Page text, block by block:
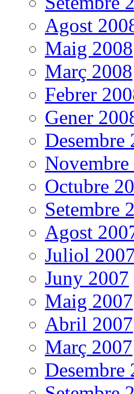
Agost
Maig 2008
Març 2008
Febrer
Gener
Desembre
Novembre
Octubre
Setembre
Agost
Juliol
Juny 2007
Maig 2007
Abril 2007
Març 2007
Desembre